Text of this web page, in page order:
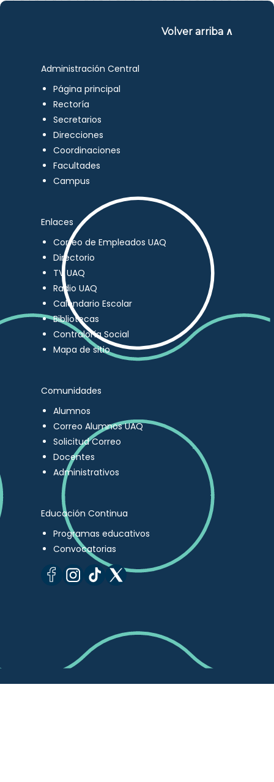
Volver arriba ∧
Administración Central
Página principal
Rectoría
Secretarios
Direcciones
Coordinaciones
Facultades
Campus
Enlaces
Correo de Empleados UAQ
Directorio
TV UAQ
Radio UAQ
Calendario Escolar
Bibliotecas
Contraloría Social
Mapa de sitio
Comunidades
Alumnos
Correo Alumnos UAQ
Solicitud Correo
Docentes
Administrativos
Educación Continua
Programas educativos
Convocatorias